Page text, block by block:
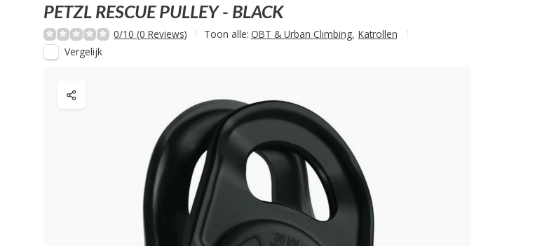
PETZL RESCUE PULLEY - BLACK
0/10 (0 Reviews) Toon alle: OBT & Urban Climbing, Katrollen
Vergelijk